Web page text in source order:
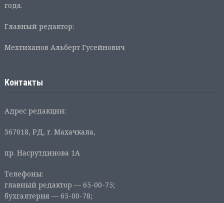
года.
Главный редактор:
Мехтиханов Альберт Гусейнович
Контакты
Адрес редакции:
367018, РД, г. Махачкала,
пр. Насрутдинова 1А
Телефоны:
главный редактор — 65-00-75;
бухгалтерия — 65-00-78;